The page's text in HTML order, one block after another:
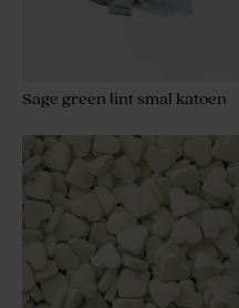
Sage green lint smal katoen